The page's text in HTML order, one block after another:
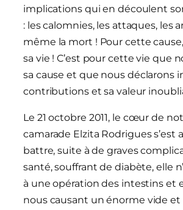
implications qui en découlent
: les calomnies, les attaques, les
même la mort ! Pour cette
sa vie ! C’est pour cette vie que
sa cause et que nous déclarons
contributions et sa valeur
Le 21 octobre 2011, le cœur de
camarade Elzita Rodrigues s’est
battre, suite à de graves
santé, souffrant de diabète, elle
à une opération des intestins et
nous causant un énorme vide et